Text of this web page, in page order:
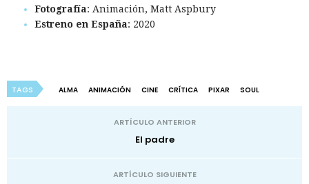
Fotografía: Animación, Matt Aspbury
Estreno en España: 2020
TAGS ALMA ANIMACIÓN CINE CRÍTICA PIXAR SOUL
ARTÍCULO ANTERIOR
El padre
ARTÍCULO SIGUIENTE